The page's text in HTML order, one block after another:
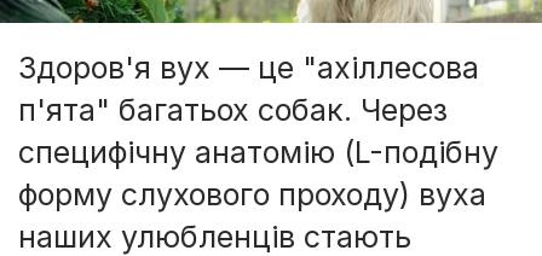
Здоров'я вух — це "ахіллесова
п'ята" багатьох собак. Через
специфічну анатомію (L-подібну
форму слухового проходу) вуха
наших улюбленців стають